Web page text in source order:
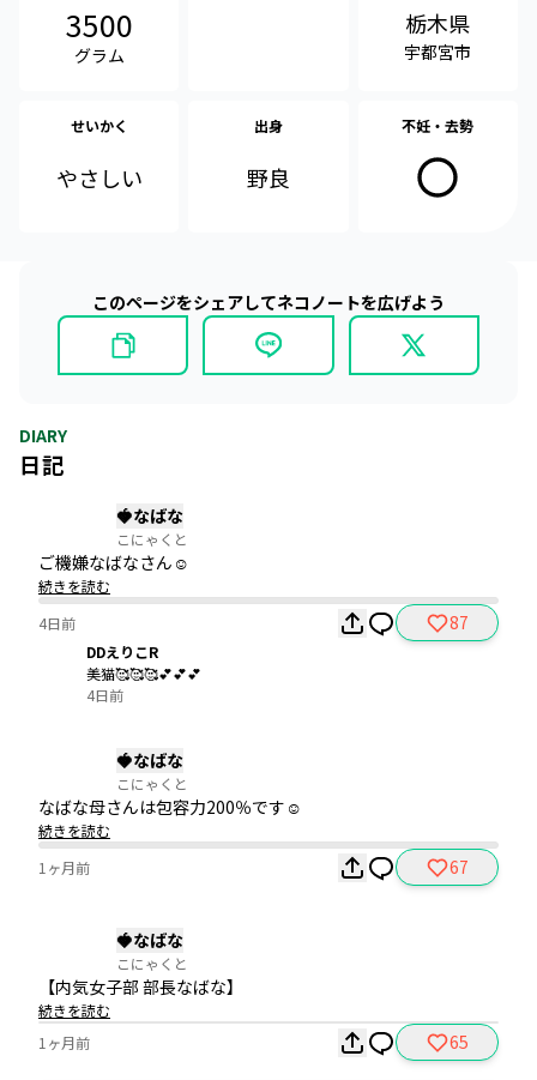
3500
グラム
栃木県
宇都宮市
せいかく
やさしい
出身
野良
不妊・去勢
このページをシェアしてネコノートを広げよう
DIARY
日記
🍓なばな
こにゃくと
ご機嫌なばなさん☺️
続きを読む
4日前
87
DDえりこR
美猫🥰🥰🥰💕💕💕
4日前
🍓なばな
こにゃくと
なばな母さんは包容力200％です☺️
続きを読む
1ヶ月前
67
🍓なばな
こにゃくと
【内気女子部 部長なばな】
続きを読む
1ヶ月前
65